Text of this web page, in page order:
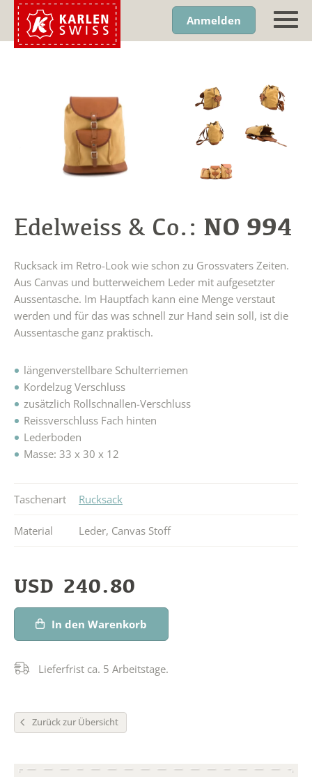
Anmelden
Edelweiss & Co.: NO 994
Rucksack im Retro-Look wie schon zu Grossvaters Zeiten.
Aus Canvas und butterweichem Leder mit aufgesetzter
Aussentasche. Im Hauptfach kann eine Menge verstaut
werden und für das was schnell zur Hand sein soll, ist die
Aussentasche ganz praktisch.
längenverstellbare Schulterriemen
Kordelzug Verschluss
zusätzlich Rollschnallen-Verschluss
Reissverschluss Fach hinten
Lederboden
Masse: 33 x 30 x 12
Taschenart Rucksack
Material Leder, Canvas Stoff
USD 240.80
In den Warenkorb
Lieferfrist ca. 5 Arbeitstage.
Zurück zur Übersicht